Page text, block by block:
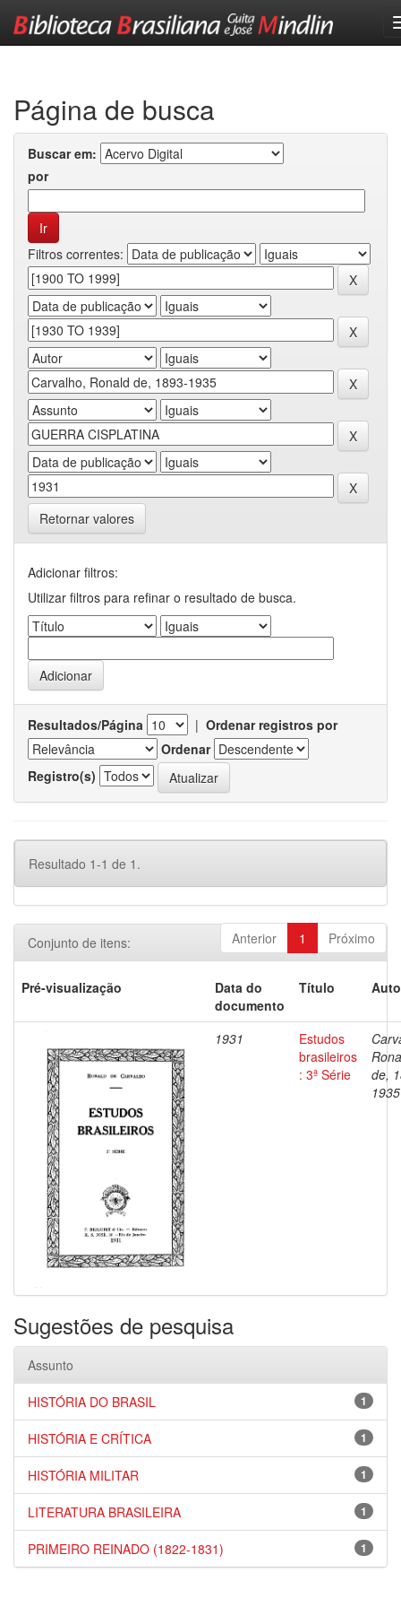
Página de busca
Buscar em:
por
Filtros correntes:
Retornar valores
Adicionar filtros:
Utilizar filtros para refinar o resultado de busca.
Resultados/Página | Ordenar registros por
Ordenar
Registro(s)
Resultado 1-1 de 1.
Anterior 1 Próximo
Conjunto de itens:
Pré-visualização
Data do
documento
Título
1931
Estudos
brasileiros
: 3ª Série
de,
1935
Sugestões de pesquisa
Assunto
1
HISTÓRIA DO BRASIL
1
HISTÓRIA E CRÍTICA
1
HISTÓRIA MILITAR
1
LITERATURA BRASILEIRA
1
PRIMEIRO REINADO (1822-1831)